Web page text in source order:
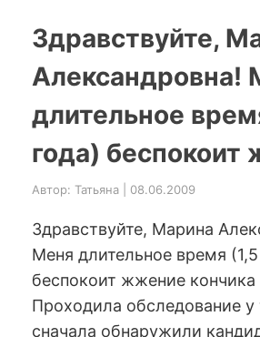
Здравствуйте,
Александровна!
длительное
года)
Автор: Татьяна | 08.06.2009
Здравствуйте, Марина
Меня длительное время (1,5
беспокоит жжение кончика
Проходила обследование у
сначала обнаружили